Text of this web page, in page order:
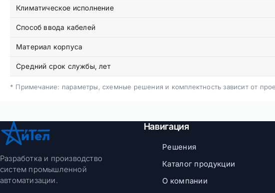
Климатическое исполнение
Способ ввода кабелей
Материал корпуса
Средний срок службы, лет
* Примечание: параметры, схемные решения и комплектность зависит от
Разработка и производство
систем промышленной
автоматизации.
Навигация
Решения
Каталог продукции
О компании